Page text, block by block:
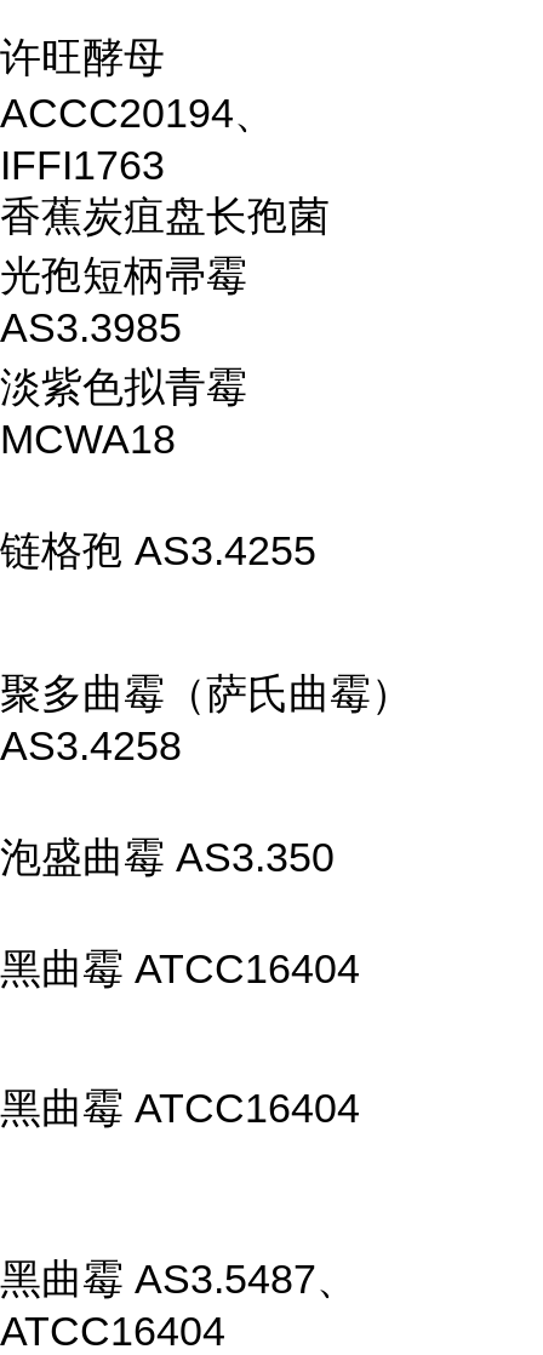
许旺酵母
ACCC20194、
IFFI1763
香蕉炭疽盘长孢菌
光孢短柄帚霉
AS3.3985
淡紫色拟青霉
MCWA18
链格孢 AS3.4255
聚多曲霉（萨氏曲霉）
AS3.4258
泡盛曲霉 AS3.350
黑曲霉 ATCC16404
黑曲霉 ATCC16404
黑曲霉 AS3.5487、
ATCC16404